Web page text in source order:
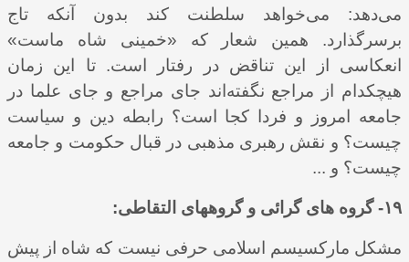
می‌دهد: می‌خواهد سلطنت کند بدون آنکه تاج
برسرگذارد. همین شعار که «خمینی شاه ماست»
انعکاسی از این تناقض در رفتار است. تا این زمان
هیچکدام از مراجع نگفته‌اند جای مراجع و جای علما در
جامعه امروز و فردا کجا است؟ رابطه دین و سیاست
چیست؟ و نقش رهبری مذهبی در قبال حکومت و جامعه
چیست؟ و ...
۱۹- گروه های گرائی و گروههای التقاطی:
مشکل مارکسیسم اسلامی حرفی نیست که شاه از پیش